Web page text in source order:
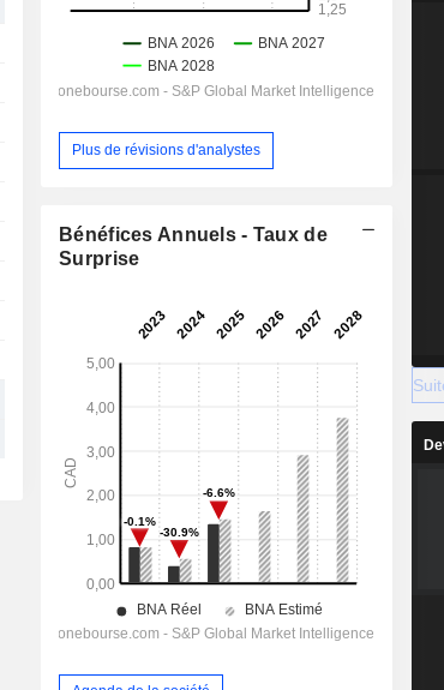
213.25x
-
Plus de révisions d'analystes
Bénéfices Annuels - Taux de
Surprise